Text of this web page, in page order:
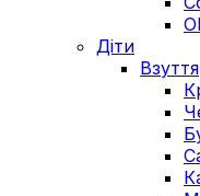
Діти
Взуття